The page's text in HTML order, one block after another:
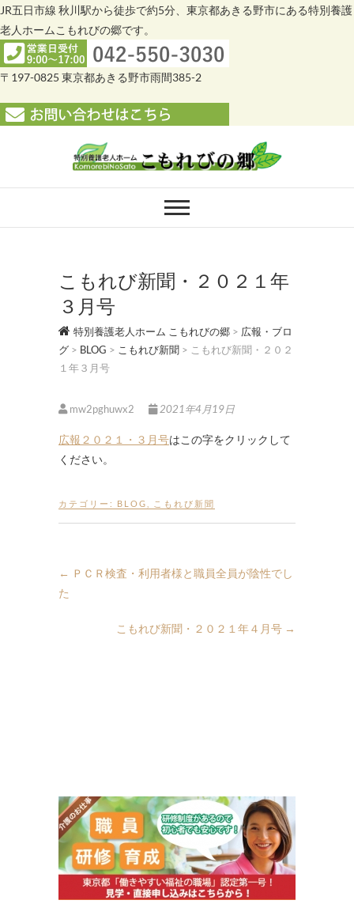
JR五日市線 秋川駅から徒歩で約5分、東京都あきる野市にある特別養護
老人ホームこもれびの郷です。
〒197-0825 東京都あきる野市雨間385-2
特別養護老人ホー
ム こもれびの郷
こもれび新聞・２０２１年
３月号
特別養護老人ホーム こもれびの郷 > 広報・ブロ
グ > BLOG > こもれび新聞 > こもれび新聞・２０２
１年３月号
mw2pghuwx2 2021年4月19日
広報２０２１・３月号はこの字をクリックして
ください。
カテゴリー: BLOG こもれび新聞
← ＰＣＲ検査・利用者様と職員全員が陰性でし
た
こもれび新聞・２０２１年４月号 →